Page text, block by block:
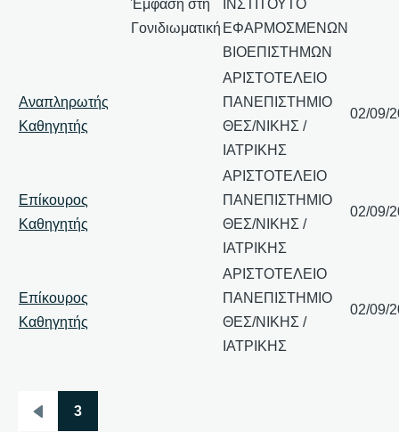
Έμφαση στη
Γονιδιωματική
ΙΝΣΤΙΤΟΥΤΟ
ΕΦΑΡΜΟΣΜΕΝΩΝ
ΒΙΟΕΠΙΣΤΗΜΩΝ
Αναπληρωτής
Καθηγητής
ΑΡΙΣΤΟΤΕΛΕΙΟ
ΠΑΝΕΠΙΣΤΗΜΙΟ
ΘΕΣ/ΝΙΚΗΣ /
ΙΑΤΡΙΚΗΣ
02/09/
Επίκουρος
Καθηγητής
ΑΡΙΣΤΟΤΕΛΕΙΟ
ΠΑΝΕΠΙΣΤΗΜΙΟ
ΘΕΣ/ΝΙΚΗΣ /
ΙΑΤΡΙΚΗΣ
02/09/
Επίκουρος
Καθηγητής
ΑΡΙΣΤΟΤΕΛΕΙΟ
ΠΑΝΕΠΙΣΤΗΜΙΟ
ΘΕΣ/ΝΙΚΗΣ /
ΙΑΤΡΙΚΗΣ
02/09/
Προηγούμενη
3